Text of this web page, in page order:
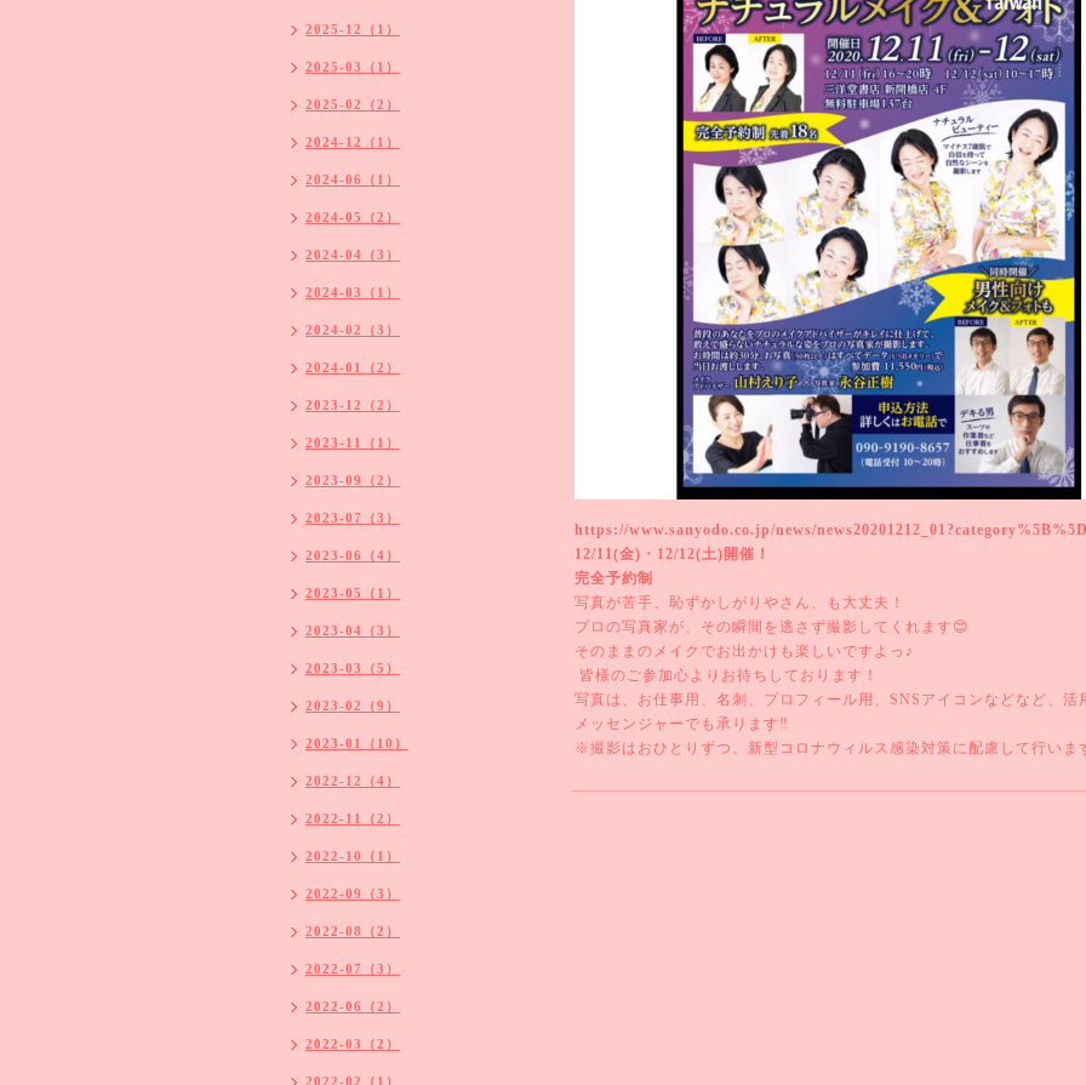
https://www.sanyodo.co.jp/news/
12/11(金)・12/12(土)開催！
完全予約制
写真が苦手、恥ずかしがりやさん、も大丈夫！
プロの写真家が、その瞬間を逃さず撮影してくれます😊
そのままのメイクでお出かけも楽しいですよっ♪
皆様のご参加心よりお待ちしております！
写真は、お仕事用、名刺、プロフィール用、SNSアイコンなどなど、活
メッセンジャーでも承ります‼️
※撮影はおひとりずつ、新型コロナウィルス感染対策に配慮して行いま
2025-12（1）
2025-03（1）
2025-02（2）
2024-12（1）
2024-06（1）
2024-05（2）
2024-04（3）
2024-03（1）
2024-02（3）
2024-01（2）
2023-12（2）
2023-11（1）
2023-09（2）
2023-07（3）
2023-06（4）
2023-05（1）
2023-04（3）
2023-03（5）
2023-02（9）
2023-01（10）
2022-12（4）
2022-11（2）
2022-10（1）
2022-09（3）
2022-08（2）
2022-07（3）
2022-06（2）
2022-03（2）
2022-02（1）